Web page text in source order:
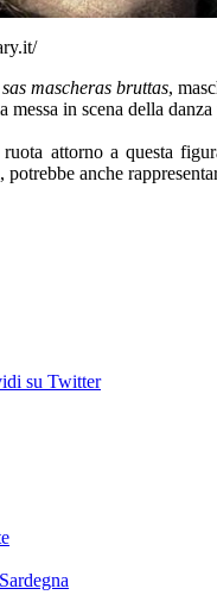
sas mascheras bruttas,
in scena della
attorno a questa
potrebbe anche
su Twitter